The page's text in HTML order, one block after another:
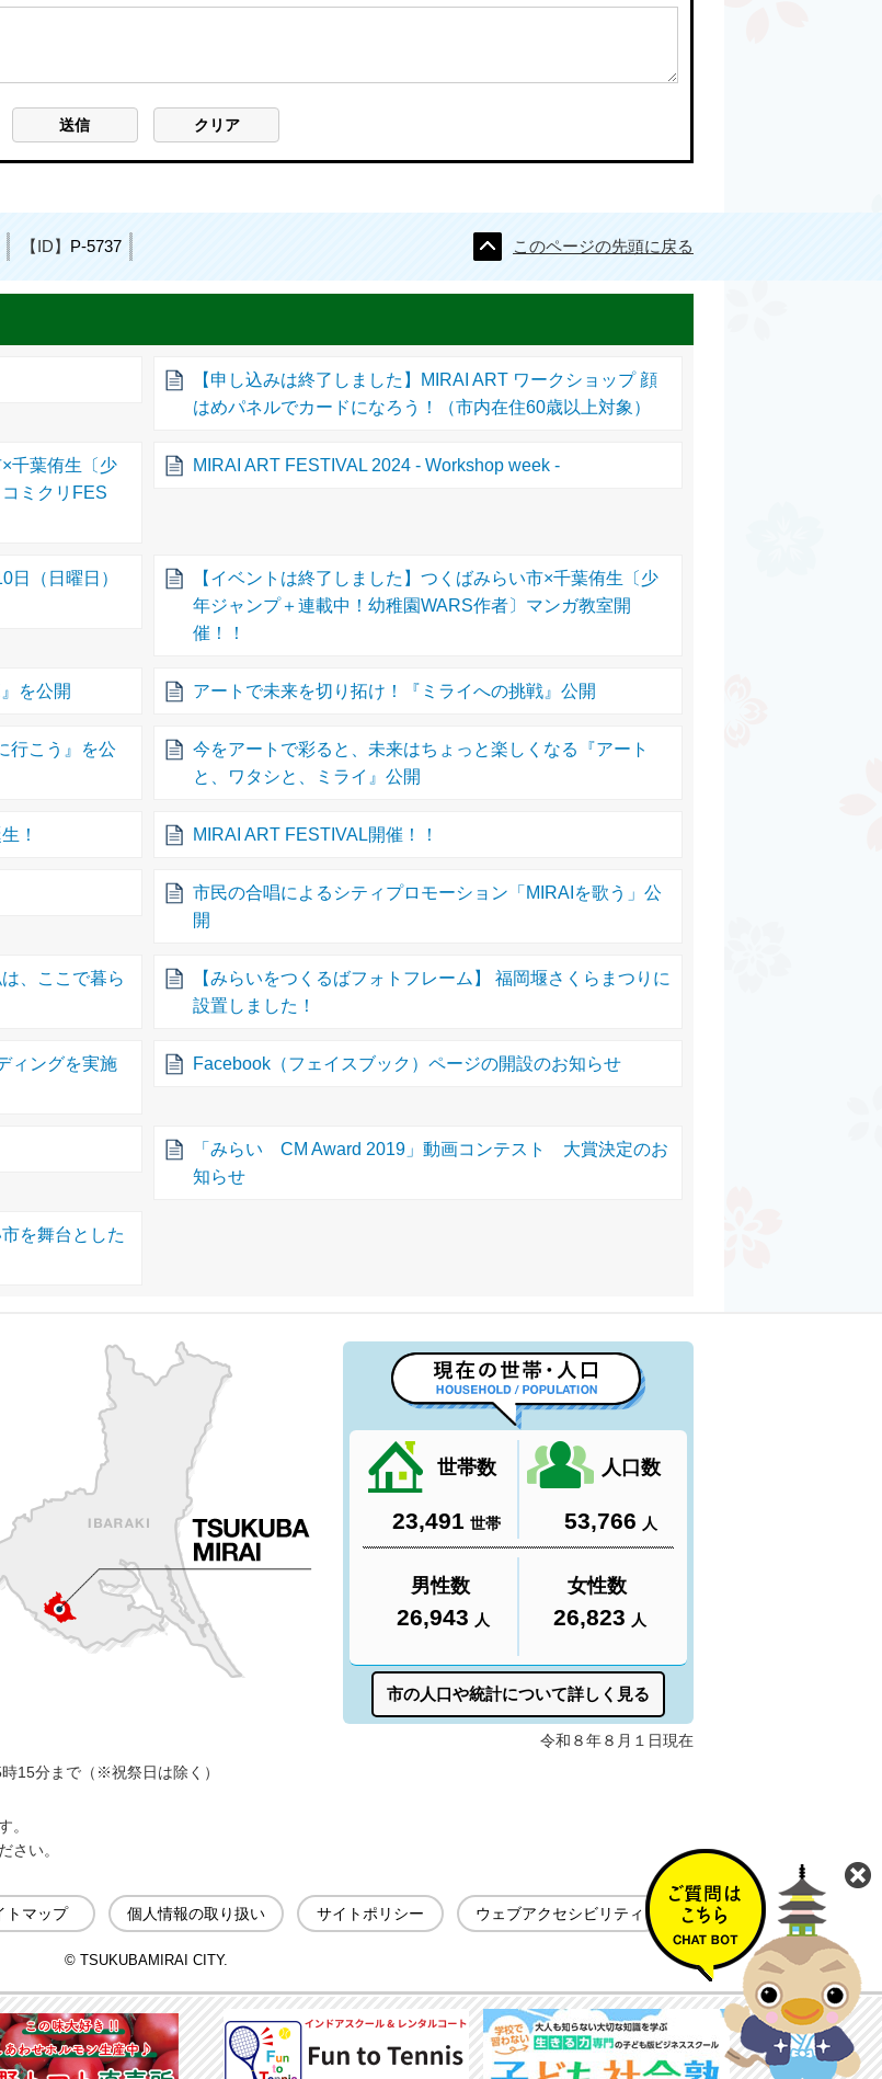
【ID】 P-5737 このページの先頭に戻る
【申し込みは終了しました】MIRAI ART ワークショップ 顔
はめパネルでカードになろう！（市内在住60歳以上対象）
千葉侑生〔少
ミクリFES
MIRAI ART FESTIVAL 2024 - Workshop week -
日（日曜日）
【イベントは終了しました】つくばみらい市×千葉侑生〔少
年ジャンプ＋連載中！幼稚園WARS作者〕マンガ教室開
催！！
を公開 アートで未来を切り拓け！『ミライへの挑戦』公開
行こう』を公
今をアートで彩ると、未来はちょっと楽しくなる『アート
と、ワタシと、ミライ』公開
！ MIRAI ART FESTIVAL開催！！
市民の合唱によるシティプロモーション「MIRAIを歌う」公
開
、ここで暮ら
【みらいをつくるばフォトフレーム】 福岡堰さくらまつりに
設置しました！
ィングを実施
Facebook（フェイスブック）ページの開設のお知らせ
「みらい CM Award 2019」動画コンテスト 大賞決定のお
知らせ
を舞台とした
15分まで（※祝祭日は除く）
。
さい。
トマップ 個人情報の取り扱い サイトポリシー ウェブアクセシビリティ
© TSUKUBAMIRAI CITY.